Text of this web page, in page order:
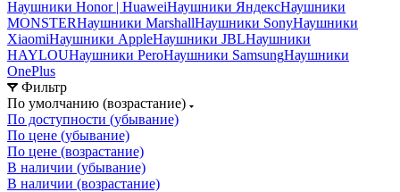
Наушники Honor | HuaweiНаушники ЯндексНаушники
MONSTERНаушники MarshallНаушники SonyНаушники
XiaomiНаушники AppleНаушники JBLНаушники
HAYLOUНаушники PeroНаушники SamsungНаушники
OnePlus
Фильтр
По умолчанию (возрастание)
По доступности (убывание)
По цене (убывание)
По цене (возрастание)
В наличии (убывание)
В наличии (возрастание)